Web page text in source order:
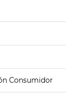
Consumidor